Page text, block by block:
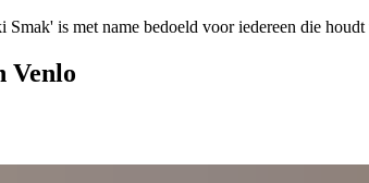
Smak' is met name bedoeld voor iedereen die
Venlo